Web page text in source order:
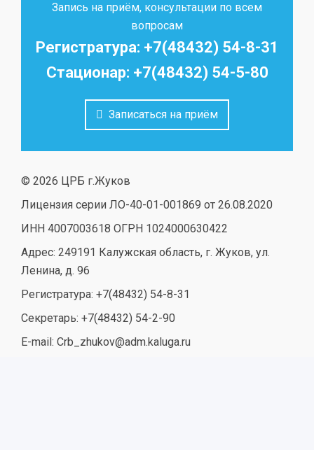
Запись на приём, консультации по всем
вопросам
Регистратура: +7(48432) 54-8-31
Стационар: +7(48432) 54-5-80
Записаться на приём
© 2026 ЦРБ г.Жуков
Лицензия серии ЛО-40-01-001869 от 26.08.2020
ИНН 4007003618 ОГРН 1024000630422
Адрес: 249191 Калужская область, г. Жуков, ул.
Ленина, д. 96
Регистратура: +7(48432) 54-8-31
Секретарь: +7(48432) 54-2-90
E-mail: Crb_zhukov@adm.kaluga.ru